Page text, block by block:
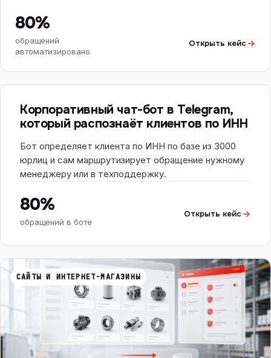
80%
обращений
автоматизировано
Открыть кейс
ЧАТ-БОТЫ И ИИ
Корпоративный чат-бот в Telegram,
который распознаёт клиентов по ИНН
Бот определяет клиента по ИНН по базе из 3000
юрлиц и сам маршрутизирует обращение нужному
менеджеру или в техподдержку.
80%
обращений в боте
Открыть кейс
САЙТЫ И ИНТЕРНЕТ-МАГАЗИНЫ